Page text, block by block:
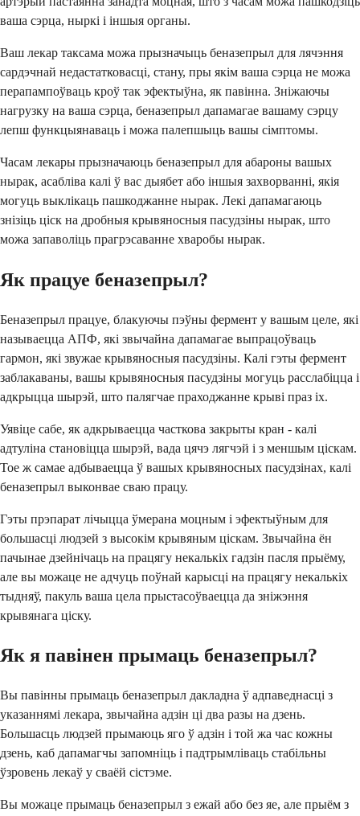
ваша сэрца, ныркі і іншыя органы.
Ваш лекар таксама можа прызначыць беназепрыл для лячэння
сардэчнай недастатковасці, стану, пры якім ваша сэрца не можа
перапампоўваць кроў так эфектыўна, як павінна. Зніжаючы
нагрузку на ваша сэрца, беназепрыл дапамагае вашаму сэрцу
лепш функцыянаваць і можа палепшыць вашы сімптомы.
Часам лекары прызначаюць беназепрыл для абароны вашых
нырак, асабліва калі ў вас дыябет або іншыя захворванні, якія
могуць выклікаць пашкоджанне нырак. Лекі дапамагаюць
знізіць ціск на дробныя крывяносныя пасудзіны нырак, што
можа запаволіць прагрэсаванне хваробы нырак.
Як працуе беназепрыл?
Беназепрыл працуе, блакуючы пэўны фермент у вашым целе, які
называецца АПФ, які звычайна дапамагае выпрацоўваць
гармон, які звужае крывяносныя пасудзіны. Калі гэты фермент
заблакаваны, вашы крывяносныя пасудзіны могуць расслабіцца і
адкрыцца шырэй, што палягчае праходжанне крыві праз іх.
Уявіце сабе, як адкрываецца часткова закрыты кран - калі
адтуліна становіцца шырэй, вада цячэ лягчэй і з меншым ціскам.
Тое ж самае адбываецца ў вашых крывяносных пасудзінах, калі
беназепрыл выконвае сваю працу.
Гэты прэпарат лічыцца ўмерана моцным і эфектыўным для
большасці людзей з высокім крывяным ціскам. Звычайна ён
пачынае дзейнічаць на працягу некалькіх гадзін пасля прыёму,
але вы можаце не адчуць поўнай карысці на працягу некалькіх
тыдняў, пакуль ваша цела прыстасоўваецца да зніжэння
крывянага ціску.
Як я павінен прымаць беназепрыл?
Вы павінны прымаць беназепрыл дакладна ў адпаведнасці з
указаннямі лекара, звычайна адзін ці два разы на дзень.
Большасць людзей прымаюць яго ў адзін і той жа час кожны
дзень, каб дапамагчы запомніць і падтрымліваць стабільны
ўзровень лекаў у сваёй сістэме.
Вы можаце прымаць беназепрыл з ежай або без яе, але прыём з